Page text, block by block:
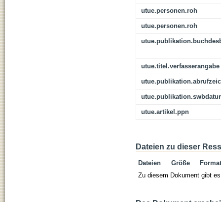
utue.personen.roh
utue.personen.roh
utue.titel.verfasserangabe
utue.artikel.ppn
Dateien zu dieser
Dateien Größe
Format
Zu diesem Dokument gibt